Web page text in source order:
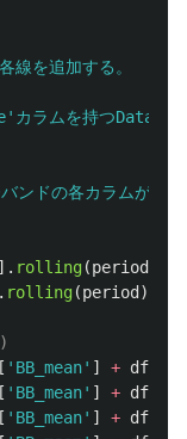
を追加する。
' カラムを持つ
ンドの各カラムが追
]. rolling(period
rolling(period ).
[ ' BB_mean' ] + df1
[ ' BB_mean' ] + df1
[ ' BB_mean' ] + df1